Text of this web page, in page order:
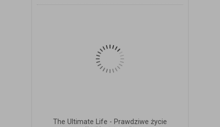
The Ultimate Life - Prawdziwe życie